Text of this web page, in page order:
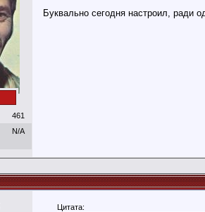
461
N/A
Буквально сегодня настроил, ради
Цитата: